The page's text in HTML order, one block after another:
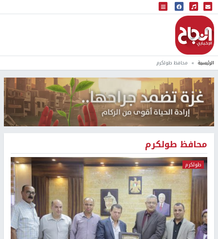
البث المباشر
إذاعة النجاح
الرئيسية محافظ طولكرم
محافظ طولكرم
طولكرم